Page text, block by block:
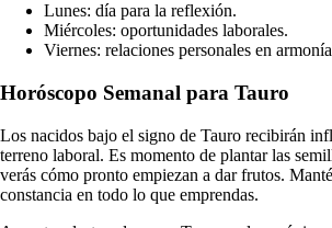
Lunes: día para la reflexión.
Miércoles: oportunidades laborales.
Viernes: relaciones personales en
Horóscopo Semanal para Tauro
Los nacidos bajo el signo de Tauro recibirán
terreno laboral. Es momento de plantar las
verás cómo pronto empiezan a dar frutos.
constancia en todo lo que emprendas.